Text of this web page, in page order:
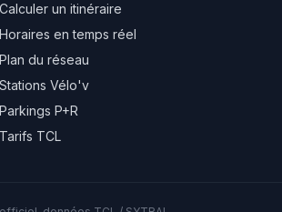
Calculer un itinéraire
Horaires en temps réel
Plan du réseau
Stations Vélo'v
Parkings P+R
Tarifs TCL